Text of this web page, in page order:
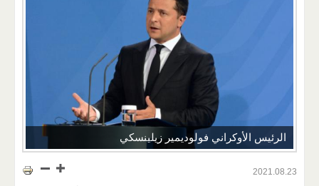
الرئيس الأوكراني فولوديمير زيلينسكي
2021.08.23